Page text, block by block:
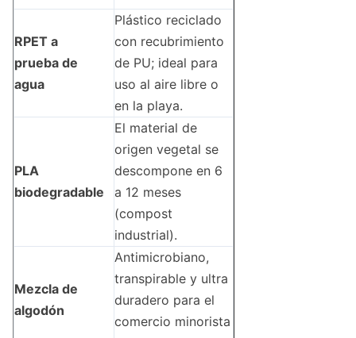
RPET a
prueba de
agua
Plástico reciclado
con recubrimiento
de PU; ideal para
uso al aire libre o
en la playa.
PLA
biodegradable
El material de
origen vegetal se
descompone en 6
a 12 meses
(compost
industrial).
Mezcla de
algodón
Antimicrobiano,
transpirable y ultra
duradero para el
comercio minorista